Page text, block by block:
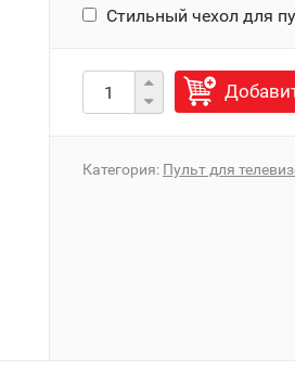
Стильный чехол для
Категория: Пульт для